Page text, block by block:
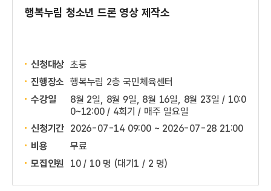
행복누림 청소년 드론 영상 제작소
신청대상 초등
진행장소 행복누림 2층 국민체육센터
수강일
8월 2일, 8월 9일, 8월 16일, 8월 23일 / 10:0
0~12:00 / 4회기 / 매주 일요일
신청기간 2026-07-14 09:00 ~ 2026-07-28 21:00
비용
무료
모집인원
10 / 10 명 (대기1 / 2 명)